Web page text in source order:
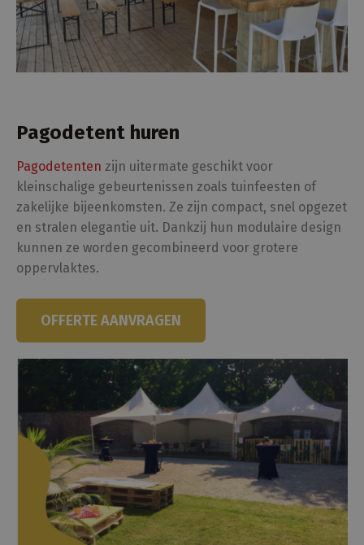
Pagodetent huren
Pagodetenten zijn uitermate geschikt voor
kleinschalige gebeurtenissen zoals tuinfeesten of
zakelijke bijeenkomsten. Ze zijn compact, snel opgezet
en stralen elegantie uit. Dankzij hun modulaire design
kunnen ze worden gecombineerd voor grotere
oppervlaktes.
OFFERTE AANVRAGEN